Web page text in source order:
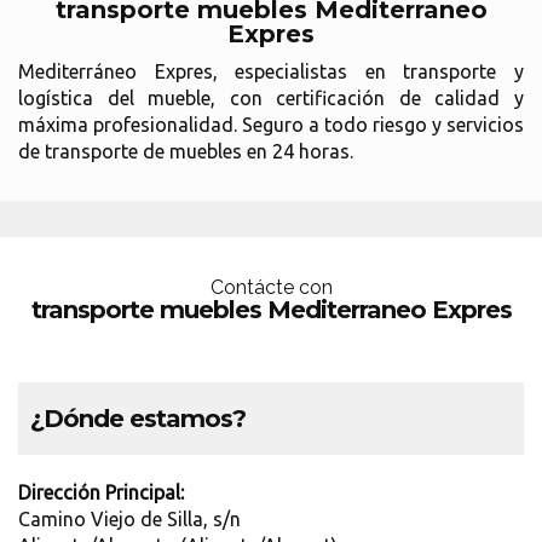
transporte muebles Mediterraneo
Expres
Mediterráneo Expres, especialistas en transporte y
logística del mueble, con certificación de calidad y
máxima profesionalidad. Seguro a todo riesgo y servicios
de transporte de muebles en 24 horas.
Contácte con
transporte muebles Mediterraneo Expres
¿Dónde estamos?
Dirección Principal:
Camino Viejo de Silla, s/n